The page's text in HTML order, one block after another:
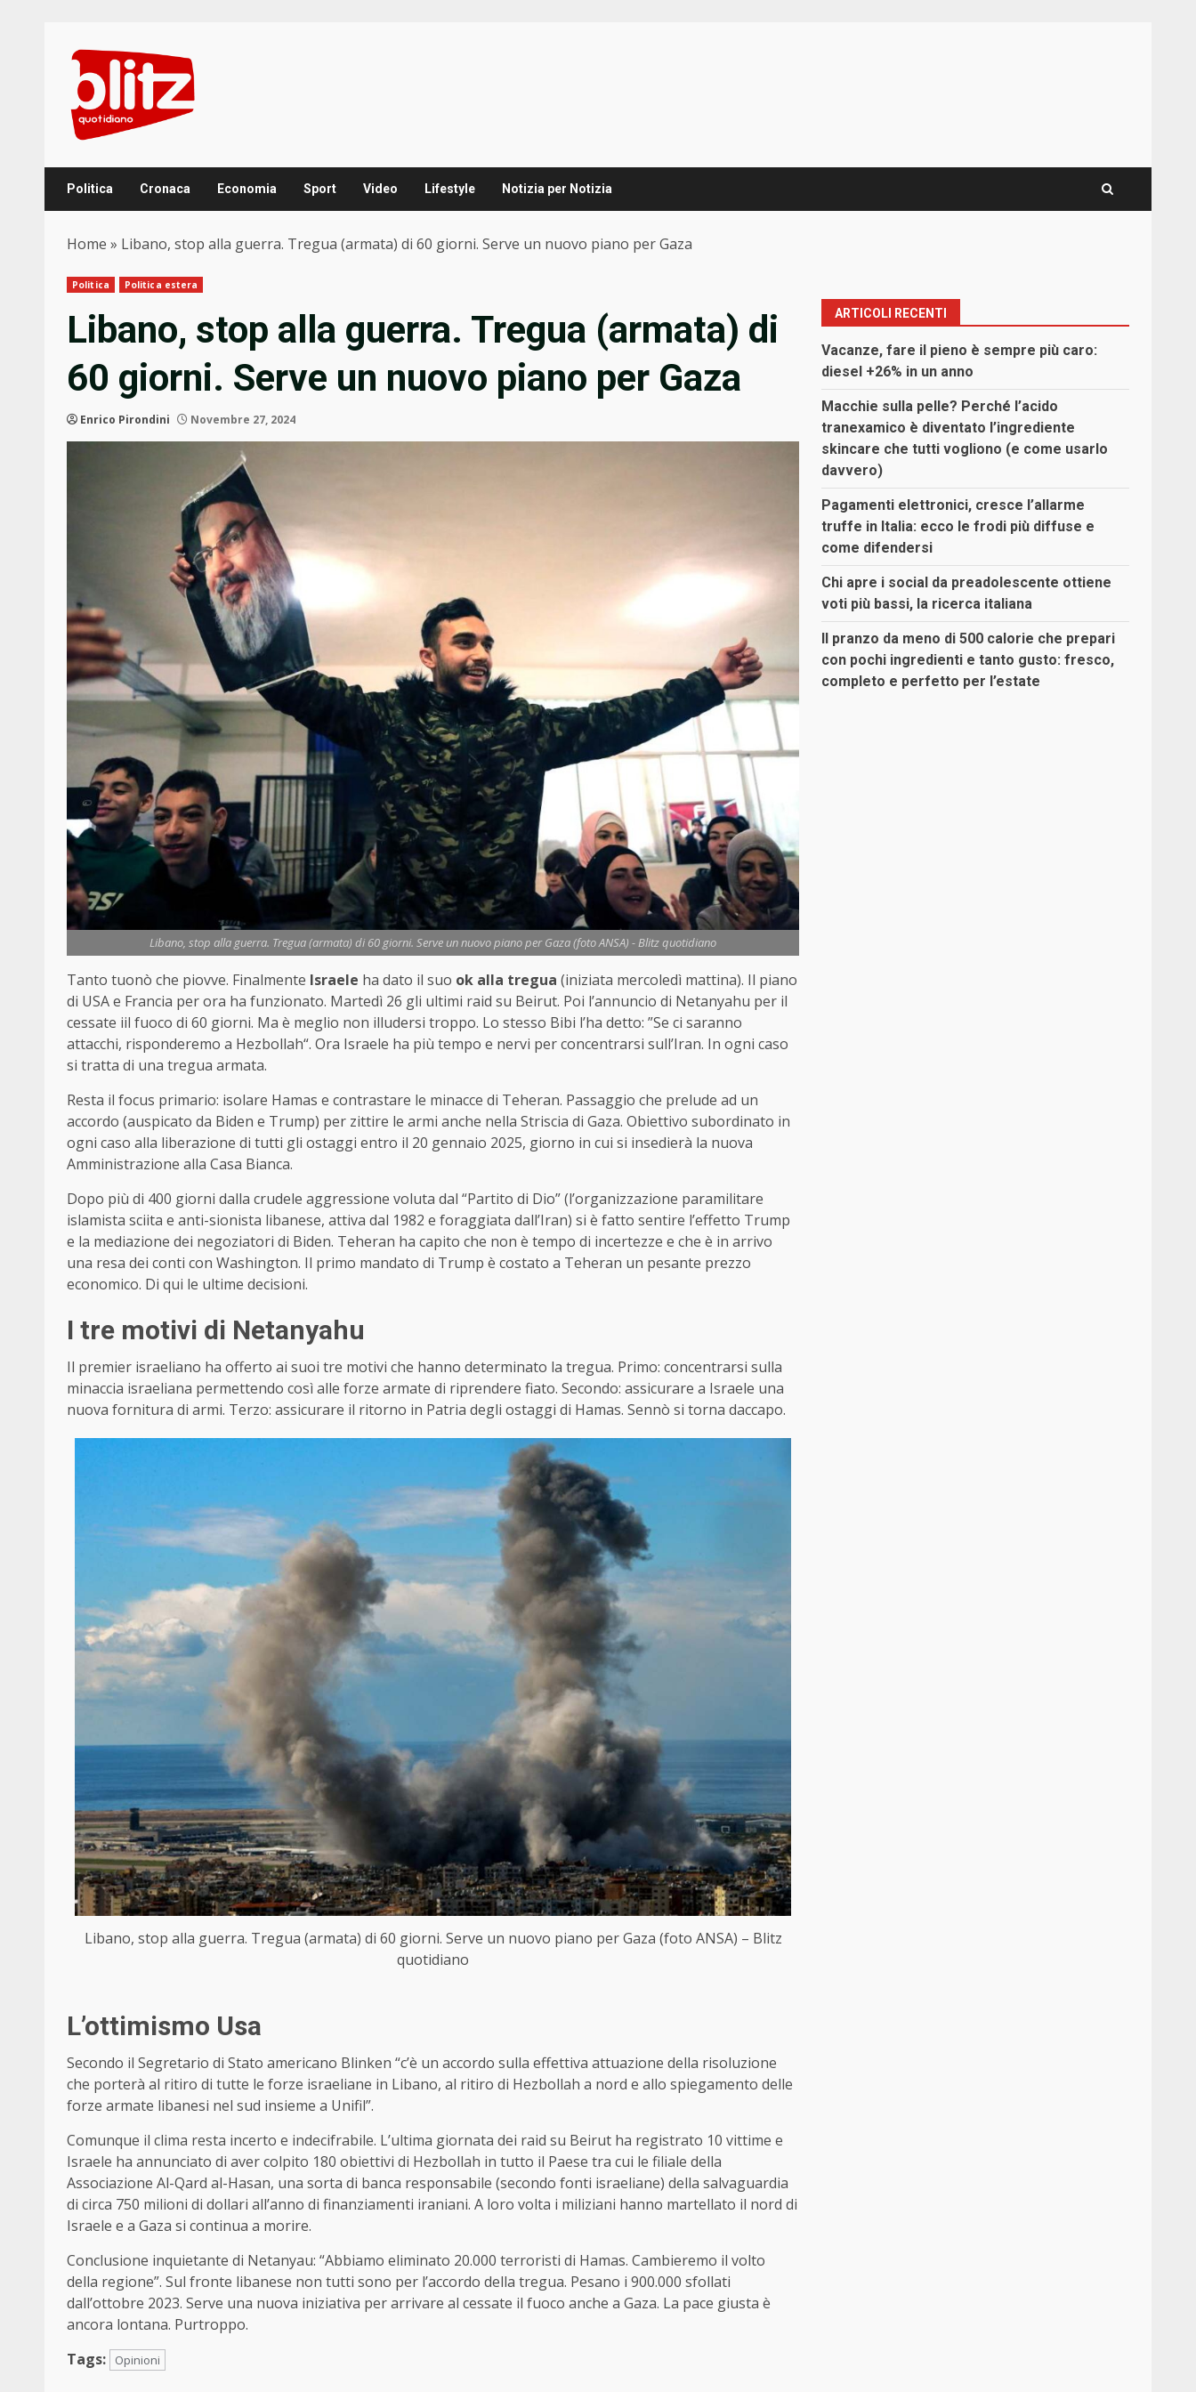
content
Politica Cronaca Economia Sport Video Lifestyle Notizia per Notizia
Home » Libano, stop alla guerra. Tregua (armata) di 60 giorni. Serve un nuovo piano per Gaza
Politica Politica estera
Libano, stop alla guerra. Tregua (armata) di
60 giorni. Serve un nuovo piano per Gaza
Enrico Pirondini Novembre 27, 2024
Libano, stop alla guerra. Tregua (armata) di 60 giorni. Serve un nuovo piano per Gaza (foto ANSA) - Blitz quotidiano
Tanto tuonò che piovve. Finalmente Israele ha dato il suo ok alla tregua (iniziata mercoledì mattina). Il piano
di USA e Francia per ora ha funzionato. Martedì 26 gli ultimi raid su Beirut. Poi l’annuncio di Netanyahu per il
cessate iil fuoco di 60 giorni. Ma è meglio non illudersi troppo. Lo stesso Bibi l’ha detto: ”Se ci saranno
attacchi, risponderemo a Hezbollah“. Ora Israele ha più tempo e nervi per concentrarsi sull’Iran. In ogni caso
si tratta di una tregua armata.
Resta il focus primario: isolare Hamas e contrastare le minacce di Teheran. Passaggio che prelude ad un
accordo (auspicato da Biden e Trump) per zittire le armi anche nella Striscia di Gaza. Obiettivo subordinato in
ogni caso alla liberazione di tutti gli ostaggi entro il 20 gennaio 2025, giorno in cui si insedierà la nuova
Amministrazione alla Casa Bianca.
Dopo più di 400 giorni dalla crudele aggressione voluta dal “Partito di Dio” (l’organizzazione paramilitare
islamista sciita e anti-sionista libanese, attiva dal 1982 e foraggiata dall’Iran) si è fatto sentire l’effetto Trump
e la mediazione dei negoziatori di Biden. Teheran ha capito che non è tempo di incertezze e che è in arrivo
una resa dei conti con Washington. Il primo mandato di Trump è costato a Teheran un pesante prezzo
economico. Di qui le ultime decisioni.
I tre motivi di Netanyahu
Il premier israeliano ha offerto ai suoi tre motivi che hanno determinato la tregua. Primo: concentrarsi sulla
minaccia israeliana permettendo così alle forze armate di riprendere fiato. Secondo: assicurare a Israele una
nuova fornitura di armi. Terzo: assicurare il ritorno in Patria degli ostaggi di Hamas. Sennò si torna daccapo.
Libano, stop alla guerra. Tregua (armata) di 60 giorni. Serve un nuovo piano per Gaza (foto ANSA) – Blitz
quotidiano
L’ottimismo Usa
Secondo il Segretario di Stato americano Blinken “c’è un accordo sulla effettiva attuazione della risoluzione
che porterà al ritiro di tutte le forze israeliane in Libano, al ritiro di Hezbollah a nord e allo spiegamento delle
forze armate libanesi nel sud insieme a Unifil”.
Comunque il clima resta incerto e indecifrabile. L’ultima giornata dei raid su Beirut ha registrato 10 vittime e
Israele ha annunciato di aver colpito 180 obiettivi di Hezbollah in tutto il Paese tra cui le filiale della
Associazione Al-Qard al-Hasan, una sorta di banca responsabile (secondo fonti israeliane) della salvaguardia
di circa 750 milioni di dollari all’anno di finanziamenti iraniani. A loro volta i miliziani hanno martellato il nord di
Israele e a Gaza si continua a morire.
Conclusione inquietante di Netanyau: “Abbiamo eliminato 20.000 terroristi di Hamas. Cambieremo il volto
della regione”. Sul fronte libanese non tutti sono per l’accordo della tregua. Pesano i 900.000 sfollati
dall’ottobre 2023. Serve una nuova iniziativa per arrivare al cessate il fuoco anche a Gaza. La pace giusta è
ancora lontana. Purtroppo.
Tags:
Opinioni
ARTICOLI RECENTI
Vacanze, fare il pieno è sempre più caro:
diesel +26% in un anno
Macchie sulla pelle? Perché l’acido
tranexamico è diventato l’ingrediente
skincare che tutti vogliono (e come usarlo
davvero)
Pagamenti elettronici, cresce l’allarme
truffe in Italia: ecco le frodi più diffuse e
come difendersi
Chi apre i social da preadolescente ottiene
voti più bassi, la ricerca italiana
Il pranzo da meno di 500 calorie che prepari
con pochi ingredienti e tanto gusto: fresco,
completo e perfetto per l’estate